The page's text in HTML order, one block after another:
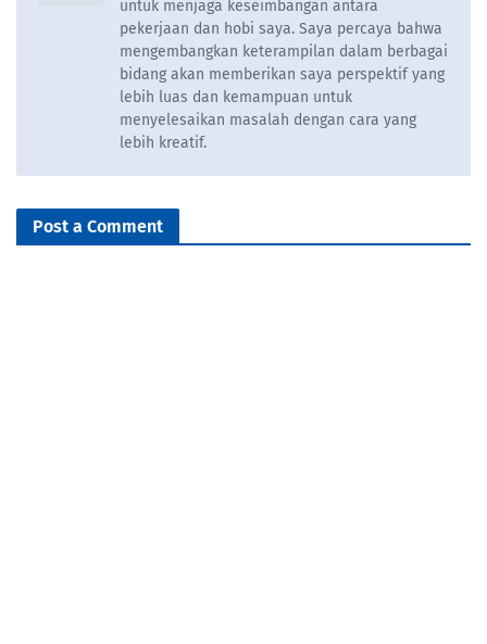
untuk menjaga keseimbangan antara
pekerjaan dan hobi saya. Saya percaya bahwa
mengembangkan keterampilan dalam berbagai
bidang akan memberikan saya perspektif yang
lebih luas dan kemampuan untuk
menyelesaikan masalah dengan cara yang
lebih kreatif.
Post a Comment